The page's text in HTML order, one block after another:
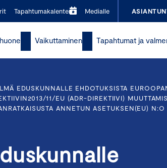
Tapahtumakalenteri Medialle
Vaikuttaminen Tapahtumat ja
EDUSKUNNALLE EHDOTUKSISTA
11/EU (ADR-DIREKTIIVI)
ANNETUN ASETUKSEN(EU)